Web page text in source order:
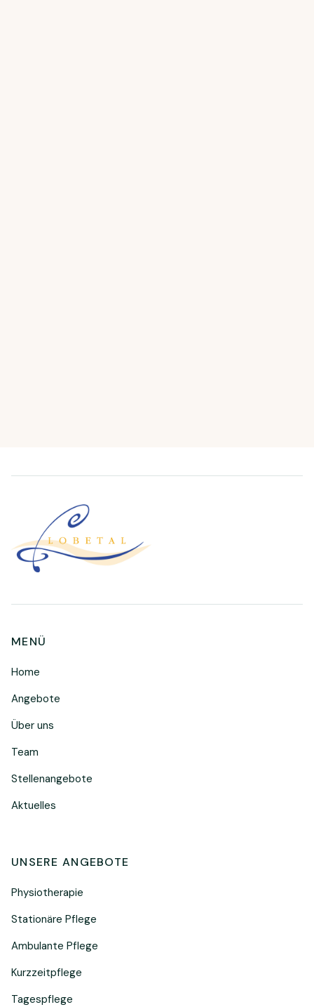
MENÜ
Home
Angebote
Über uns
Team
Stellenangebote
Aktuelles
UNSERE ANGEBOTE
Physiotherapie
Stationäre Pflege
Ambulante Pflege
Kurzzeitpflege
Tagespflege